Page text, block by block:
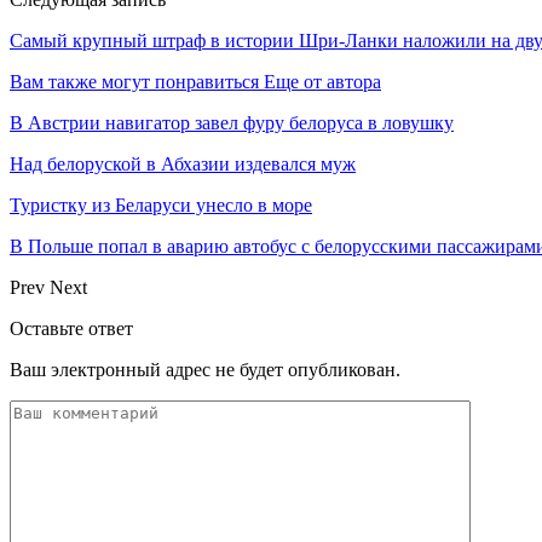
Самый крупный штраф в истории Шри-Ланки наложили на
Вам также могут понравиться Еще от автора
В Австрии навигатор завел фуру белоруса в ловушку
Над белоруской в Абхазии издевался муж
Туристку из Беларуси унесло в море
В Польше попал в аварию автобус с белорусскими
Prev Next
Оставьте ответ
Ваш электронный адрес не будет опубликован.